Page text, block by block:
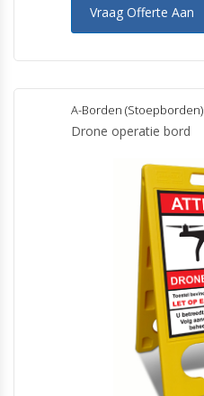
Vraag Offerte Aan
A-Borden (Stoepborden)
Drone operatie bord